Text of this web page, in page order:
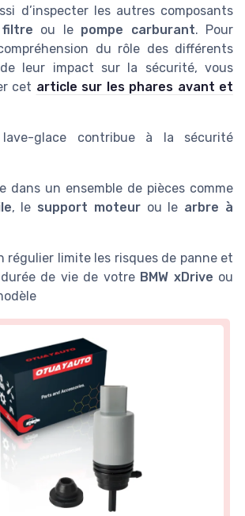
d’inspecter les autres composants
filtre ou le pompe carburant. Pour
du rôle des différents
leur impact sur la sécurité, vous
cet article sur les phares avant et
glace contribue à la sécurité
dans un ensemble de pièces comme
, le support moteurou le arbre à
régulier limite les risques de panne et
de vie de votre BMW xDrive ou